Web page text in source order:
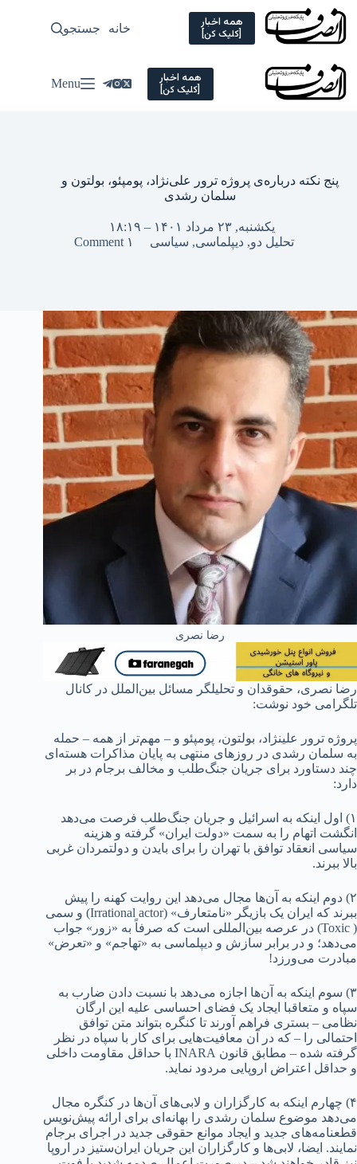
Skip
content
همه اخبار
[کلیک کن] خانه سیاسی
جستجو
همه اخبار
[کلیک کن] Menu
پنج نکته درباره‌ی پروژه ترور علی‌نژاد، پومپئو، بولتون و
سلمان رشدی
یکشنبه, ۲۳ مرداد ۱۴۰۱ – ۱۸:۱۹
تحلیل دو,دیپلماسی, سیاسی ۱ Comment
رضا نصری
رضا نصری، حقوقدان و تحلیلگر مسائل بین‌الملل در کانال
تلگرامی خود نوشت:
پروژه ترور علینژاد، بولتون، پومپئو و – مهم‌تر از همه – حمله
به سلمان رشدی در روزهای منتهی به پایان مذاکرات هسته‌ای
چند دستاورد برای جریان جنگ‌طلب و مخالف برجام در بر
دارد:
۱) اول اینکه به اسرائیل و جریان جنگ‌طلب فرصت می‌دهد
انگشت اتهام را به سمت «دولت ایران» گرفته و هزینه
سیاسی انعقاد توافق با تهران را برای بایدن و دولتمردان غربی
بالا ببرند.
۲) دوم اینکه به آن‌ها مجال می‌دهد این روایت کهنه را پیش
ببرند که ایران یک بازیگر «نامتعارف» (Irrational actor) و سمی
( Toxic) در عرصه بین‌المللی است که صرفاً به «زور» جواب
می‌دهد؛ و در برابر‌ سازش و دیپلماسی به «تهاجم» و «تعرض»
مبادرت می‌ورزد!
۳) سوم اینکه به آن‌ها اجازه می‌دهد با نسبت دادن ضارب به
سپاه و متعاقبا ایجاد یک فضای احساسی علیه این ارگان
نظامی – بستری فراهم آورند تا کنگره بتواند متن توافق
احتمالی را – که در آن معافیت‌هایی برای کار با سپاه در نظر
گرفته شده – مطابق قانون INARA با حداقل مقاومت داخلی
و حداقل اعتراض اروپایی مردود نماید.
۴) چهارم اینکه به کارگزاران و لابی‌های آن‌ها در کنگره مجال
می‌دهد موضوع سلمان رشدی را بهانه‌ای برای ارائه‌ پیش‌نویس
قطعنامه‌‌های جدید و ایجاد موانع حقوقی جدید در اجرای برجام
نمایند. ایضا، لابی‌ها و کارگزاران این جریان ایران‌ستیز در اروپا